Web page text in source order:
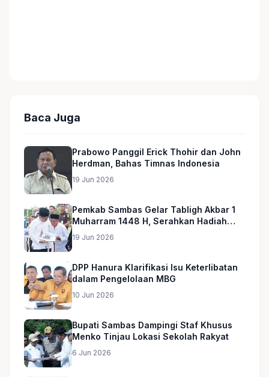
Baca Juga
Prabowo Panggil Erick Thohir dan John
Herdman, Bahas Timnas Indonesia
19 Jun 2026
Pemkab Sambas Gelar Tabligh Akbar 1
Muharram 1448 H, Serahkan Hadiah
Umroh untuk Guru Ngaji dan Imam
19 Jun 2026
DPP Hanura Klarifikasi Isu Keterlibatan
dalam Pengelolaan MBG
10 Jun 2026
Bupati Sambas Dampingi Staf Khusus
Menko Tinjau Lokasi Sekolah Rakyat
6 Jun 2026